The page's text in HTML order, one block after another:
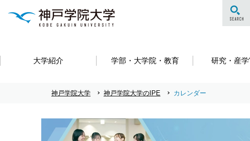
大学紹介 学部・大学院・教育 研究・産
神戸学院大学 神戸学院大学のIPE カレンダー